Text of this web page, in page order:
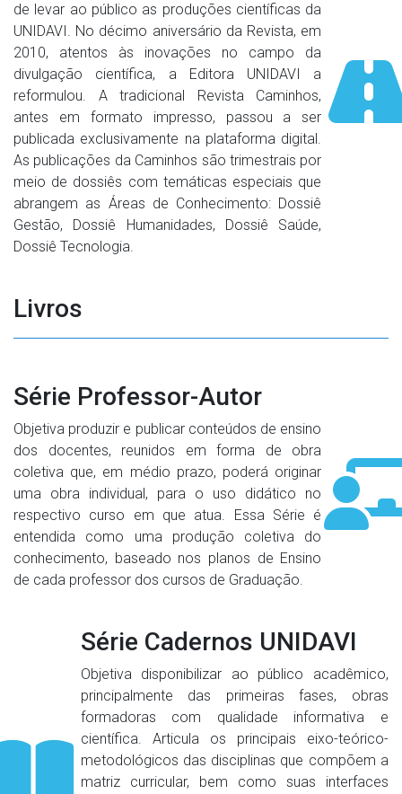
de levar ao público as produções científicas da
UNIDAVI. No décimo aniversário da Revista, em
2010, atentos às inovações no campo da
divulgação científica, a Editora UNIDAVI a
reformulou. A tradicional Revista Caminhos,
antes em formato impresso, passou a ser
publicada exclusivamente na plataforma digital.
As publicações da Caminhos são trimestrais por
meio de dossiês com temáticas especiais que
abrangem as Áreas de Conhecimento: Dossiê
Gestão, Dossiê Humanidades, Dossiê Saúde,
Dossiê Tecnologia.
Livros
Série Professor-Autor
Objetiva produzir e publicar conteúdos de ensino
dos docentes, reunidos em forma de obra
coletiva que, em médio prazo, poderá originar
uma obra individual, para o uso didático no
respectivo curso em que atua. Essa Série é
entendida como uma produção coletiva do
conhecimento, baseado nos planos de Ensino
de cada professor dos cursos de Graduação.
Série Cadernos UNIDAVI
Objetiva disponibilizar ao público acadêmico,
principalmente das primeiras fases, obras
formadoras com qualidade informativa e
científica. Articula os principais eixo-teórico-
metodológicos das disciplinas que compõem a
matriz curricular, bem como suas interfaces